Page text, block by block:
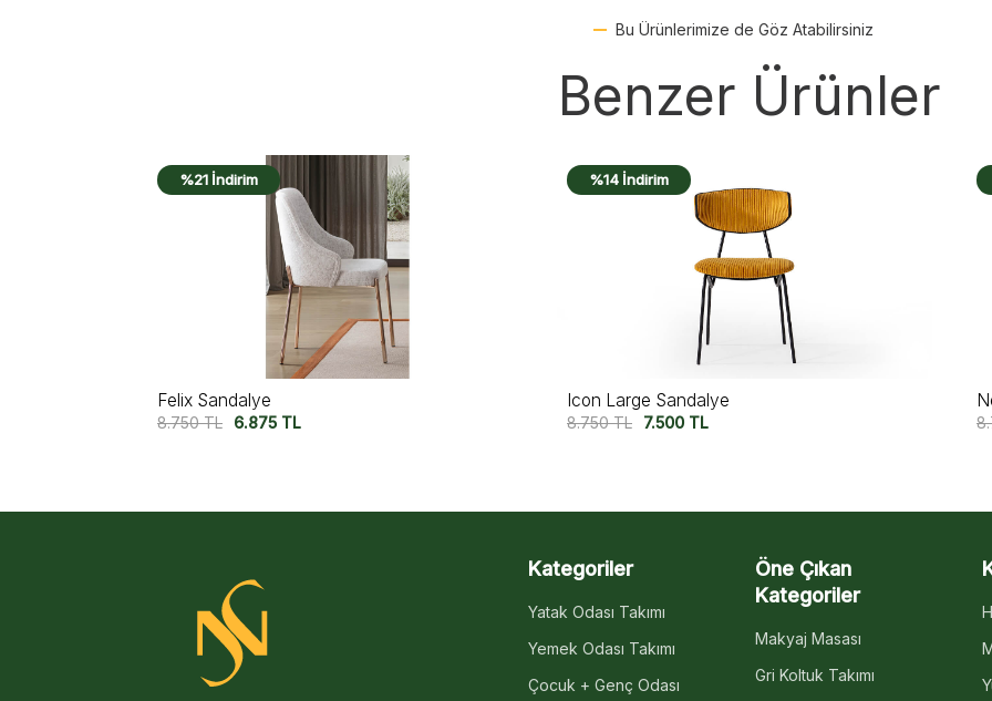
Bu Ürünlerimize de Göz Atabilirsiniz
Benzer Ürünler
%14 İndirim
Icon Large Sandalye
8.750TL 7.500TL
%14 İndirim
Negro Sandalye
8.750TL 7.500 TL
Kategoriler
Yatak Odası Takımı
Yemek Odası Takımı
Çocuk + Genç Odası
Öne Çıkan
Kategoriler
Makyaj Masası
Gri Koltuk Takımı